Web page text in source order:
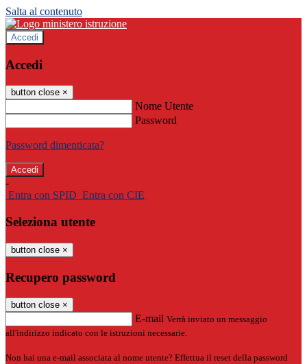
Salta al contenuto
Accedi
Accedi
button close ×
Nome Utente
Password
Password dimenticata?
-
Entra con SPID Entra con CIE
Seleziona utente
button close ×
Recupero password
button close ×
E-mail Verrà inviato un messaggio
all'indirizzo indicato con le istruzioni necessarie.
Non hai una e-mail associata al nome utente? Effettua il reset della password